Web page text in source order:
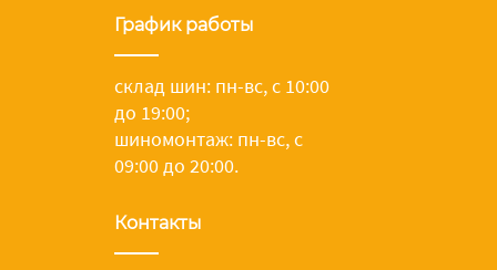
График работы
склад шин: пн-вс, с 10:00
до 19:00;
шиномонтаж: пн-вс, с
09:00 до 20:00.
Контакты